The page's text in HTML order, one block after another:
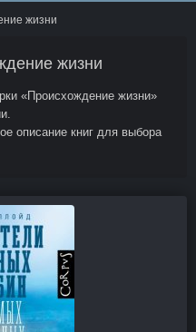
жизни
жизни
«Происхождение жизни»
описание книг для выбора